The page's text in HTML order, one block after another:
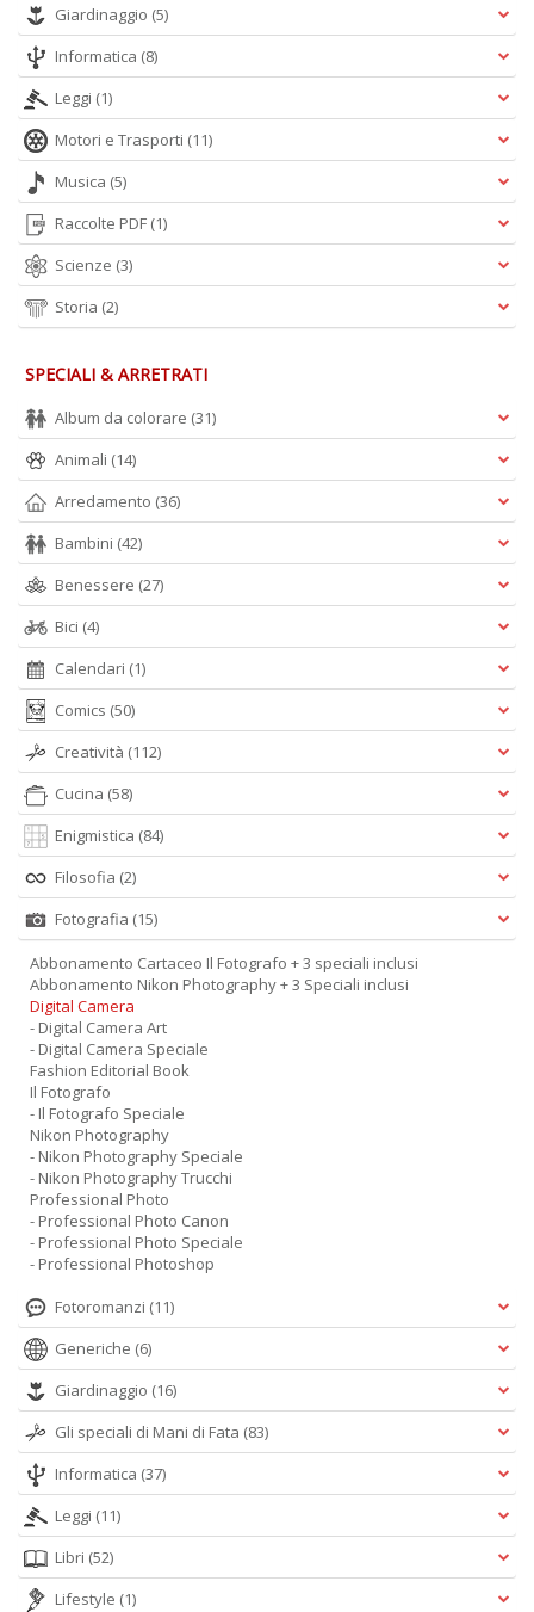
Giardinaggio (5)
Informatica (8)
Leggi (1)
Motori e Trasporti (11)
Musica (5)
Raccolte PDF (1)
Scienze (3)
Storia (2)
SPECIALI & ARRETRATI
Album da colorare (31)
Animali (14)
Arredamento (36)
Bambini (42)
Benessere (27)
Bici (4)
Calendari (1)
Comics (50)
Creatività (112)
Cucina (58)
Enigmistica (84)
Filosofia (2)
Fotografia (15)
Abbonamento Cartaceo Il Fotografo + 3 speciali inclusi
Abbonamento Nikon Photography + 3 Speciali inclusi
Digital Camera
- Digital Camera Art
- Digital Camera Speciale
Fashion Editorial Book
Il Fotografo
- Il Fotografo Speciale
Nikon Photography
- Nikon Photography Speciale
- Nikon Photography Trucchi
Professional Photo
- Professional Photo Canon
- Professional Photo Speciale
- Professional Photoshop
Fotoromanzi (11)
Generiche (6)
Giardinaggio (16)
Gli speciali di Mani di Fata (83)
Informatica (37)
Leggi (11)
Libri (52)
Lifestyle (1)